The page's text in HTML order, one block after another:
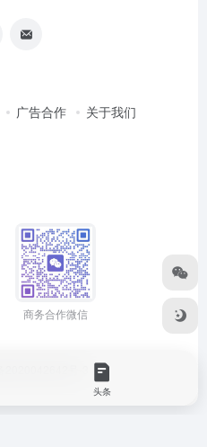
广告合作 关于我们
商务合作微信
头条